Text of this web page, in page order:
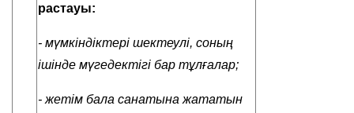
растауы:
- мүмкіндіктері шектеулі, соның
ішінде мүгедектігі бар тұлғалар;
- жетім бала санатына жататын